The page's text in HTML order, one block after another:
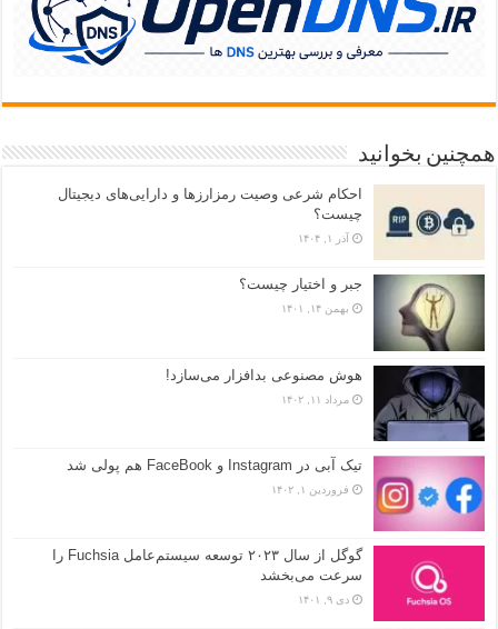
همچنین بخوانید
احکام شرعی وصیت رمزارزها و دارایی‌های دیجیتال
چیست؟
آذر ۱, ۱۴۰۴
جبر و اختیار چیست؟
بهمن ۱۴, ۱۴۰۱
هوش مصنوعی بدافزار می‌سازد!
مرداد ۱۱, ۱۴۰۲
تیک آبی در Instagram و FaceBook هم پولی شد
فروردین ۱, ۱۴۰۲
گوگل از سال ۲۰۲۳ توسعه سیستم‌عامل Fuchsia را
سرعت می‌بخشد
دی ۹, ۱۴۰۱